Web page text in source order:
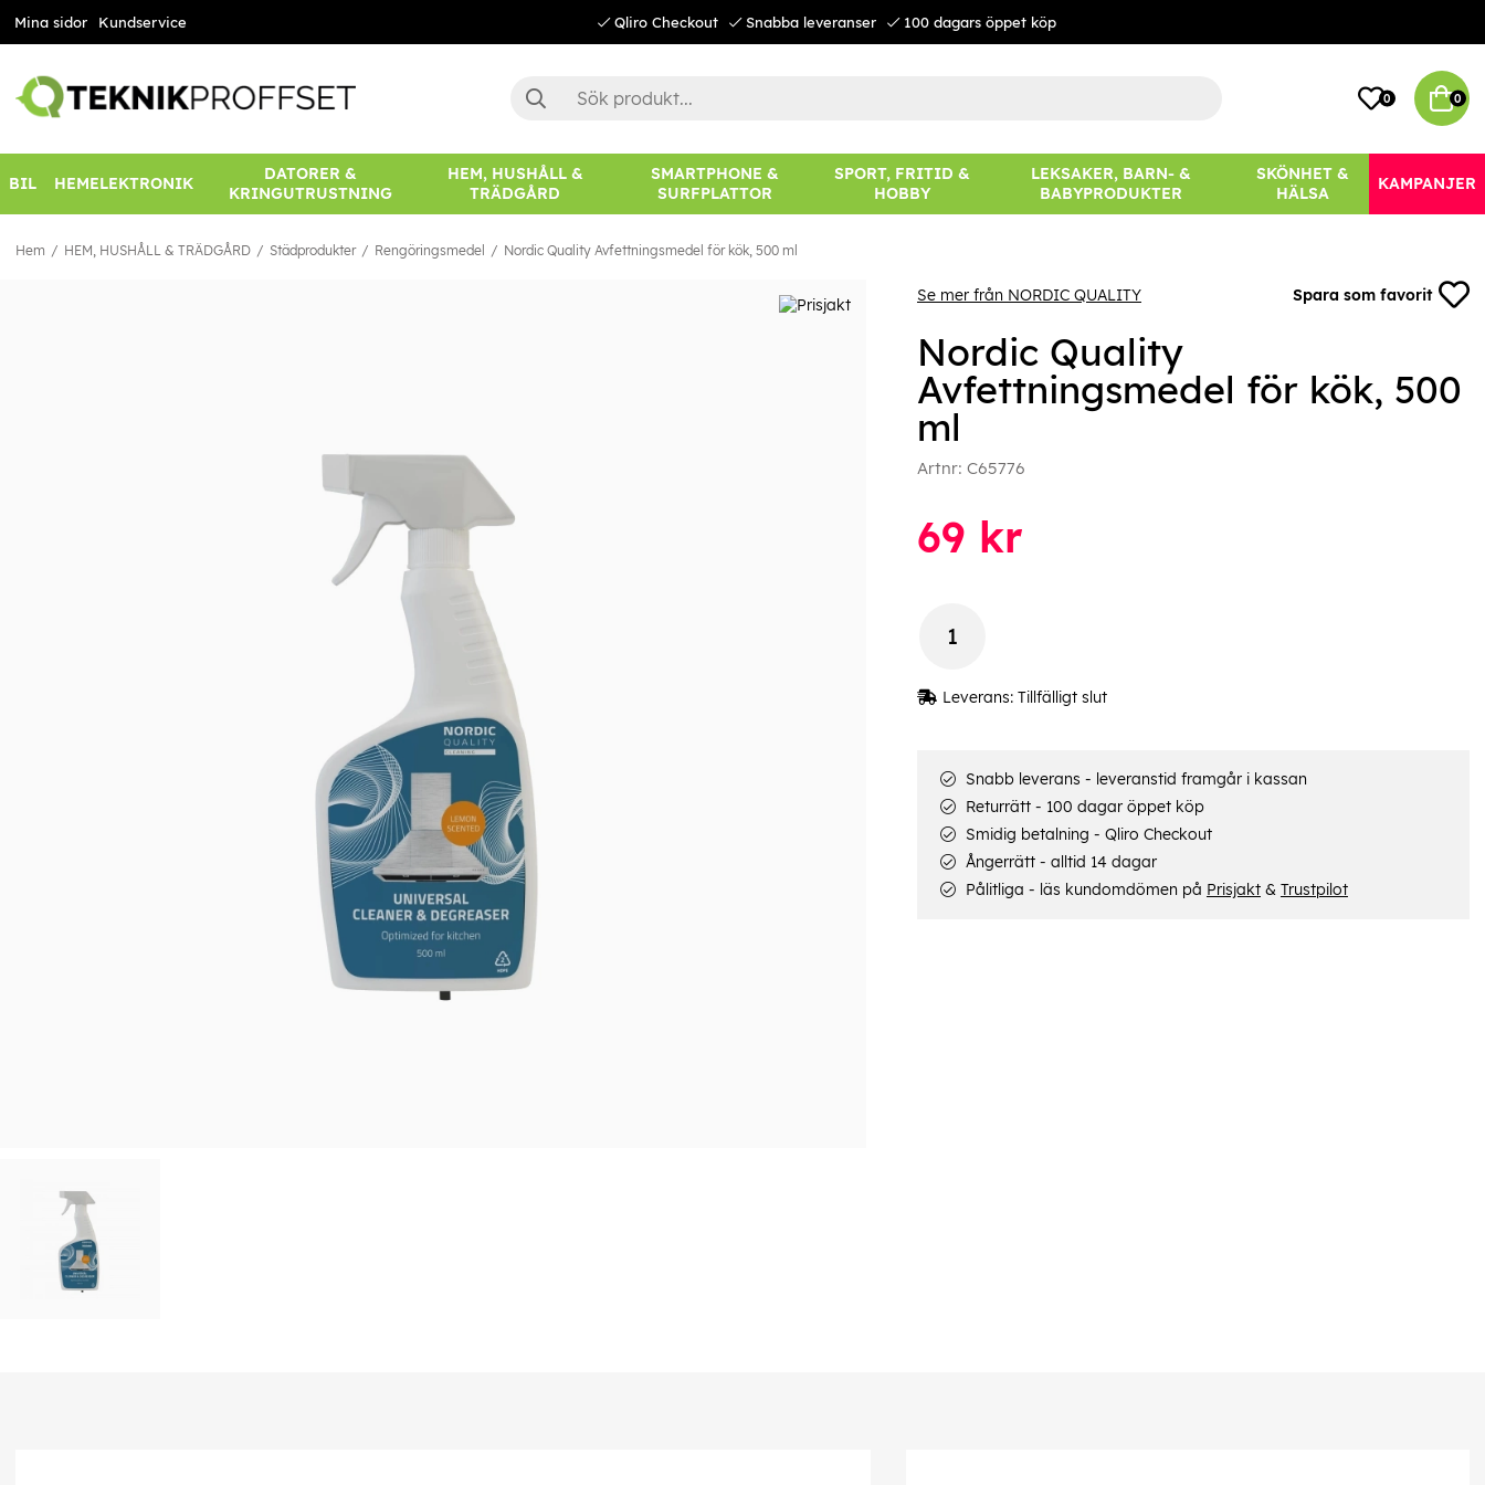
Mina sidor Kundservice Qliro Checkout Snabba leveranser 100 dagars öppet köp
0 0
BIL HEMELEKTRONIK
DATORER &
KRINGUTRUSTNING
HEM, HUSHÅLL &
TRÄDGÅRD
SMARTPHONE &
SURFPLATTOR
SPORT, FRITID &
HOBBY
LEKSAKER, BARN- &
BABYPRODUKTER
SKÖNHET &
HÄLSA
KAMPANJER
Hem HEM, HUSHÅLL & TRÄDGÅRD Städprodukter Rengöringsmedel Nordic Quality Avfettningsmedel för kök, 500 ml
Se mer från NORDIC QUALITY Spara som favorit
Nordic Quality
Avfettningsmedel för kök, 500
ml
Artnr: C65776
69 kr
Leverans: Tillfälligt slut
Snabb leverans - leveranstid framgår i kassan
Returrätt - 100 dagar öppet köp
Smidig betalning - Qliro Checkout
Ångerrätt - alltid 14 dagar
Pålitliga - läs kundomdömen på Prisjakt& Trustpilot